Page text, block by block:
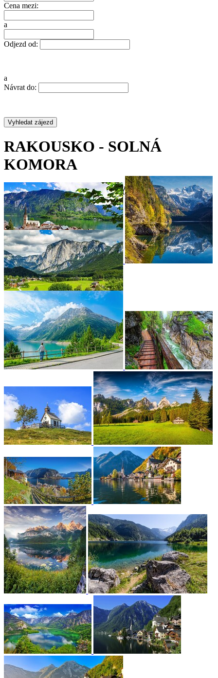
Cena mezi:
a
Odjezd od:
a
Návrat do:
RAKOUSKO - SOLNÁ
KOMORA
POBYT MEZI JEZERY A HORAMI
•••••••••••••••••